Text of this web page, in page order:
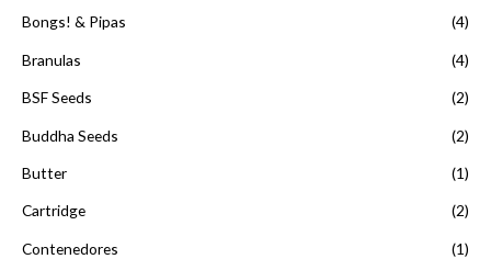
Bongs! & Pipas (4)
Branulas (4)
BSF Seeds (2)
Buddha Seeds (2)
Butter (1)
Cartridge (2)
Contenedores (1)